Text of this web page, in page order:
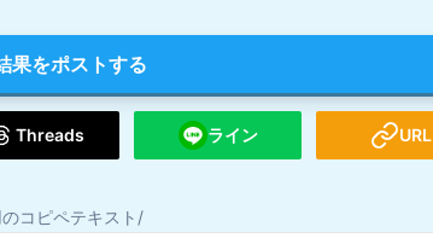
果をポストする
Threads ライン URL
コピペテキスト/